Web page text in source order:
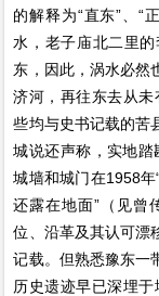
的解释为“直东”、“
水，老子庙北二里
东，因此，涡水必然
济河，再往东去从
些均与史书记载的苦
城说还声称，实地踏
城墙和城门在1958年
还露在地面”（见曾
位、沿革及其认可漂
记载。但熟悉豫东一
历史遗迹早已深埋